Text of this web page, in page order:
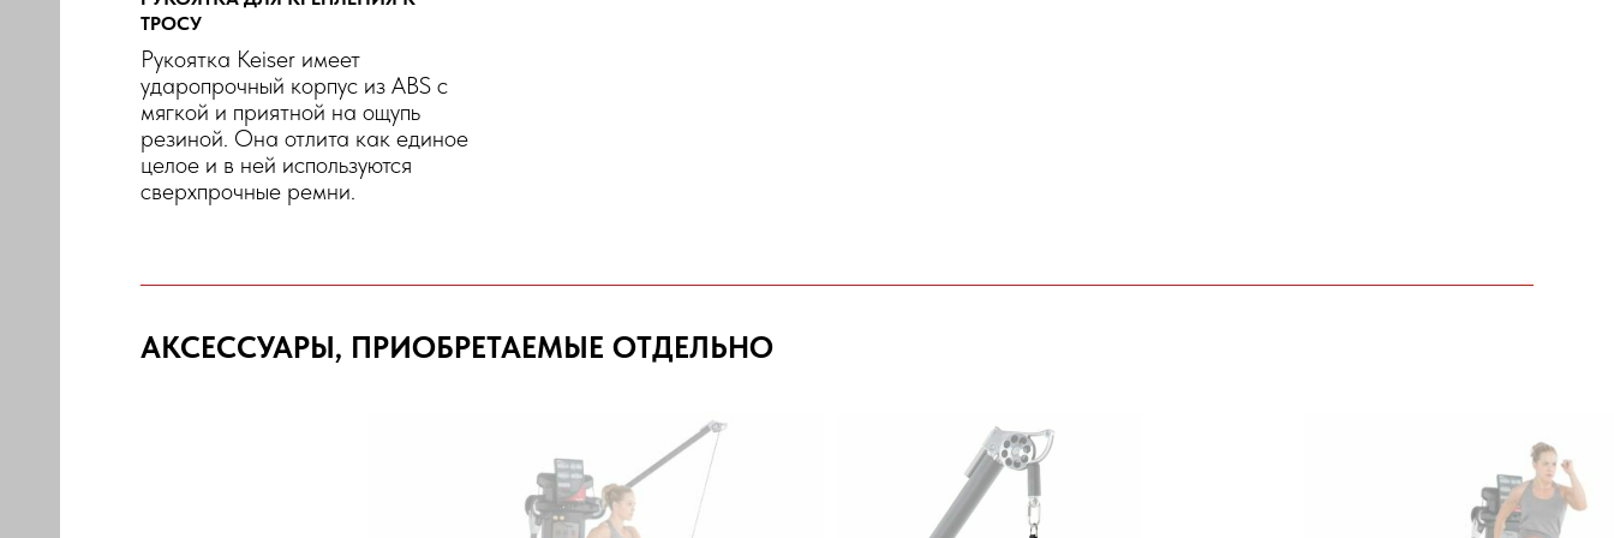
ТРОСУ
Рукоятка Keiser имеет
ударопрочный корпус из ABS с
мягкой и приятной на ощупь
резиной. Она отлита как единое
целое и в ней используются
сверхпрочные ремни.
АКСЕССУАРЫ, ПРИОБРЕТАЕМЫЕ ОТДЕЛЬНО